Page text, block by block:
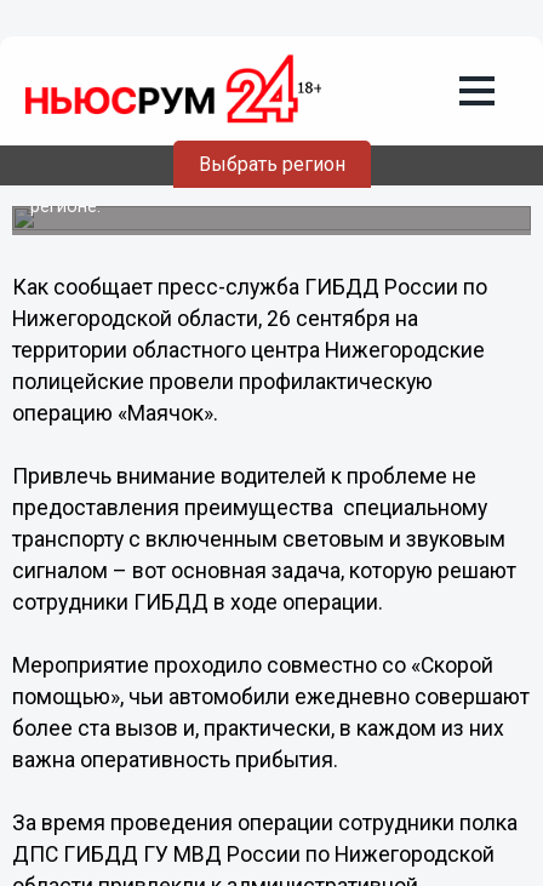
Выбрать регион
Лишение прав грозит 16
нижегородским водителям, не
пропустившим "Скорую помощь"
Профилактическая операция «Маячок» прошла в
регионе.
Как сообщает пресс-служба ГИБДД России по
Нижегородской области, 26 сентября на
территории областного центра Нижегородские
полицейские провели профилактическую
операцию «Маячок».
Привлечь внимание водителей к проблеме не
предоставления преимущества специальному
транспорту с включенным световым и звуковым
сигналом – вот основная задача, которую решают
сотрудники ГИБДД в ходе операции.
Мероприятие проходило совместно со «Скорой
помощью», чьи автомобили ежедневно совершают
более ста вызов и, практически, в каждом из них
важна оперативность прибытия.
За время проведения операции сотрудники полка
ДПС ГИБДД ГУ МВД России по Нижегородской